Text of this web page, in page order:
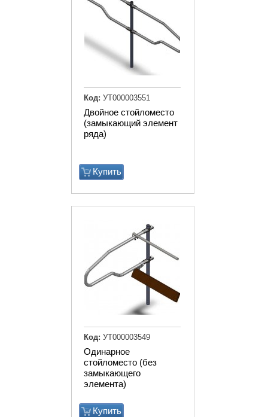
Двойное стойломесто
(замыкающий элемент
ряда)
Купить
Код: УТ000003551
Одинарное
стойломесто (без
замыкающего
элемента)
Купить
Код: УТ000003549